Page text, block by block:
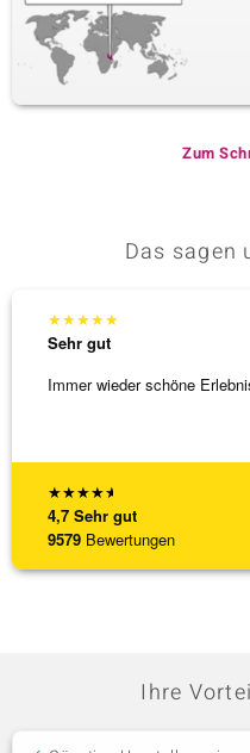
Zum
Das sagen
★★★★★
4,7 Sehr gut
9579 Bewertungen
★★★★★
Sehr gut
Immer wieder schöne
Ihre